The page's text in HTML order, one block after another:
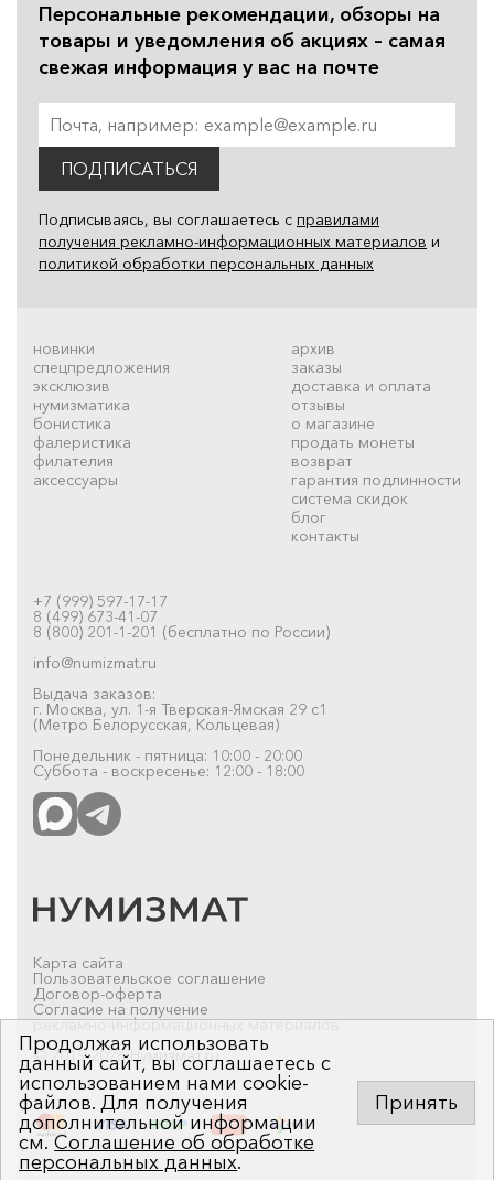
Персональные рекомендации, обзоры на
товары и уведомления об акциях – самая
свежая информация у вас на почте
ПОДПИСАТЬСЯ
Подписываясь, вы соглашаетесь с правилами
получения рекламно-информационных материалов и
политикой обработки персональных данных
новинки
спецпредложения
эксклюзив
нумизматика
бонистика
фалеристика
филателия
аксессуары
архив
заказы
доставка и оплата
отзывы
о магазине
продать монеты
возврат
гарантия подлинности
система скидок
блог
контакты
+7 (999) 597-17-17
8 (499) 673-41-07
8 (800) 201-1-201 (бесплатно по России)
info@numizmat.ru
Выдача заказов:
г. Москва, ул. 1-я Тверская-Ямская 29 с1
(Метро Белорусская, Кольцевая)
Понедельник - пятница: 10:00 - 20:00
Суббота - воскресенье: 12:00 - 18:00
Карта сайта
Пользовательское соглашение
Договор-оферта
Согласие на получение
рекламно-информационных материалов
© 2019-2026 Нумизмат.ru
Продолжая использовать
данный сайт, вы соглашаетесь с
использованием нами cookie-
файлов. Для получения
дополнительной информации
см.Соглашение об обработке
персональных данных.
Принять